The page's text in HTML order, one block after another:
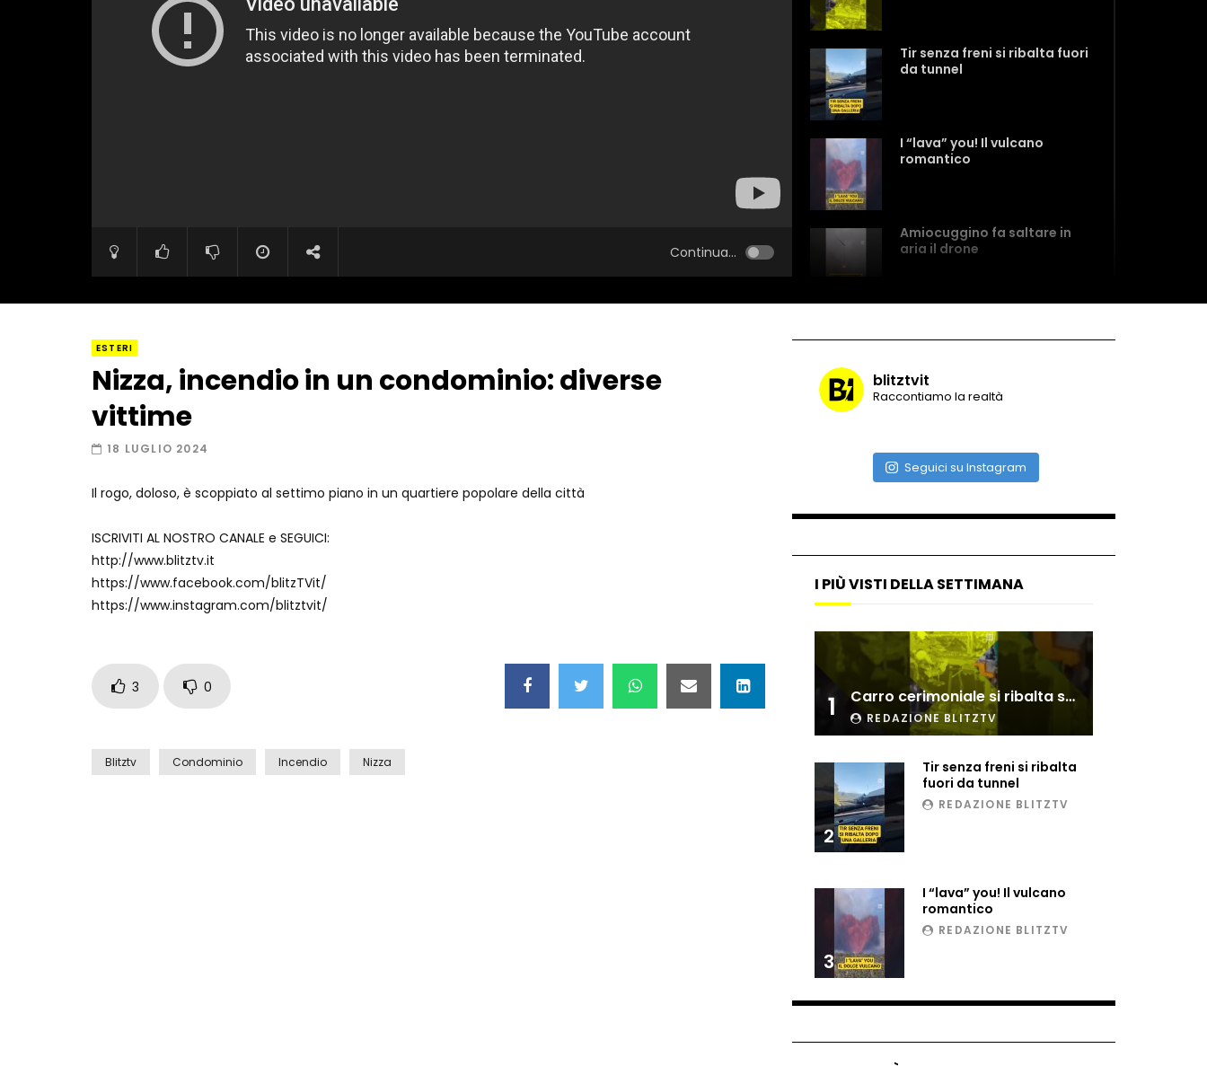
Continua...
Tir senza freni si ribalta fuori
da tunnel
I “lava” you! Il vulcano
romantico
Amiocuggino fa saltare in
aria il drone
dopo incidente
Nei casinò arriva il cambio
Esplode cabina elettrica
sotterranea
Grattacielo crolla per un
incendio
Ammiocuggino con la ruspa…
ESTERI
Nizza, incendio in un condominio: diverse
vittime
18 LUGLIO 2024
Il rogo, doloso, è scoppiato al settimo piano in un quartiere popolare della città
ISCRIVITI AL NOSTRO CANALE e SEGUICI:
http://www.blitztv.it
https://www.facebook.com/blitzTVit/
https://www.instagram.com/blitztvit/
3 0
Blitztv Condominio Incendio Nizza
blitztvit
Raccontiamo la realtà
Seguici su Instagram
I PIÙ VISTI DELLA SETTIMANA
1 Carro cerimoniale si ribalta sulla folla
REDAZIONE BLITZTV
2
Tir senza freni si ribalta
fuori da tunnel
REDAZIONE BLITZTV
3
I “lava” you! Il vulcano
romantico
REDAZIONE BLITZTV